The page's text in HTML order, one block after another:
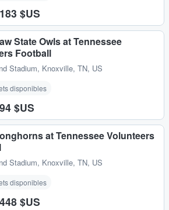
183 $US
State Owls at Tennessee
Football
Stadium, Knoxville, TN, US
disponibles
94 $US
at Tennessee Volunteers
Stadium, Knoxville, TN, US
disponibles
448 $US